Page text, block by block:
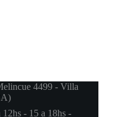
4499 - Villa
- 15 a 18hs -